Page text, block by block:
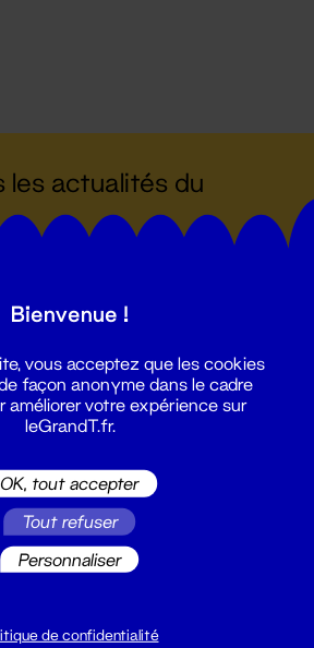
les actualités du
Bienvenue !
vous acceptez que les cookies
façon anonyme dans le cadre
améliorer votre expérience sur
leGrandT.fr.
OK, tout accepter
Tout refuser
Personnaliser
de confidentialité